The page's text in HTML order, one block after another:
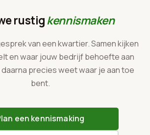
rustigkennismaken
van een kwartier. Samen kijken
en waar jouw bedrijf behoefte aan
precies weet waar je aan toe
bent.
een kennismaking